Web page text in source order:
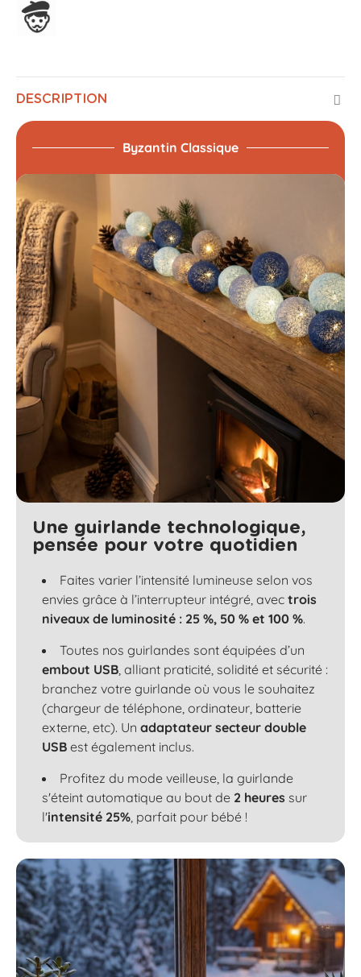
DESCRIPTION
Byzantin Classique
Une guirlande technologique,
pensée pour votre quotidien
Faites varier l’intensité lumineuse selon vos
envies grâce à l’interrupteur intégré, avec trois
niveaux de luminosité : 25 %, 50 % et 100 %.
Toutes nos guirlandes sont équipées d’un
embout USB, alliant praticité, solidité et sécurité :
branchez votre guirlande où vous le souhaitez
(chargeur de téléphone, ordinateur, batterie
externe, etc). Un adaptateur secteur double
USB est également inclus.
Profitez du mode veilleuse, la guirlande
s'éteint automatique au bout de 2 heures sur
l'intensité 25%, parfait pour bébé !